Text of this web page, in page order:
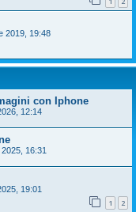
2019, 19:48
con Iphone
12:14
16:31
19:01
1 2